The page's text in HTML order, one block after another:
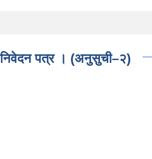
निवेदन पत्र । (अनुसुची–२)